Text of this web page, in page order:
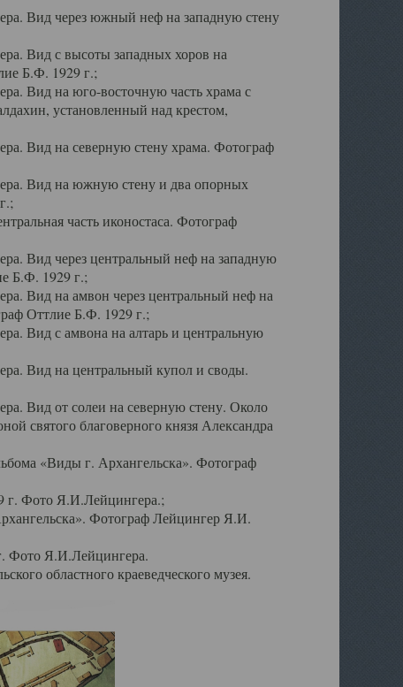
Вид через южный неф на западную стену
Вид с высоты западных хоров на
Б.Ф. 1929 г.;
Вид на юго-восточную часть храма с
установленный над крестом,
Вид на северную стену храма. Фотограф
Вид на южную стену и два опорных
часть иконостаса. Фотограф
Вид через центральный неф на западную
Б.Ф. 1929 г.;
Вид на амвон через центральный неф на
Оттлие Б.Ф. 1929 г.;
Вид с амвона на алтарь и центральную
Вид на центральный купол и своды.
Вид от солеи на северную стену. Около
святого благоверного князя Александра
«Виды г. Архангельска». Фотограф
г. Фото Я.И.Лейцингера.;
Фотограф Лейцингер Я.И.
Фото Я.И.Лейцингера.
областного краеведческого музея.